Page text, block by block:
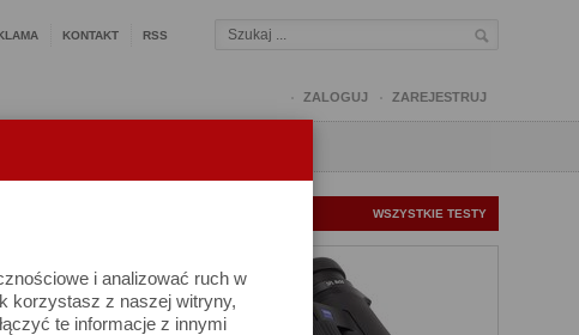
i analizować ruch w
korzystasz z naszej witryny,
te informacje z innymi
KONTAKT RSS
ZALOGUJ ZAREJESTRUJ
WSZYSTKIE TESTY